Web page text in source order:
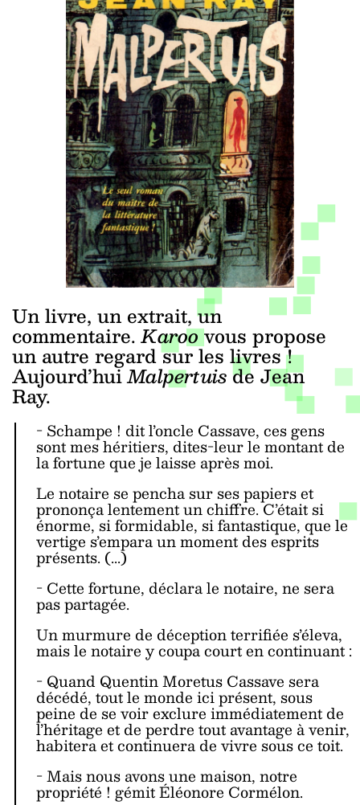
Un livre, un extrait, un
commentaire.Karoovous propose
un autre regard sur les livres !
Aujourd’huiMalpertuis de Jean
Ray.
- Schampe ! dit l’oncle Cassave, ces gens
sont mes héritiers, dites-leur le montant de
la fortune que je laisse après moi.
Le notaire se pencha sur ses papiers et
prononça lentement un chiffre. C’était si
énorme, si formidable, si fantastique, que le
vertige s’empara un moment des esprits
présents. (...)
- Cette fortune, déclara le notaire, ne sera
pas partagée.
Un murmure de déception terrifiée s’éleva,
mais le notaire y coupa court en continuant :
- Quand Quentin Moretus Cassave sera
décédé, tout le monde ici présent, sous
peine de se voir exclure immédiatement de
l’héritage et de perdre tout avantage à venir,
habitera et continuera de vivre sous ce toit.
- Mais nous avons une maison, notre
propriété ! gémit Éléonore Cormélon.